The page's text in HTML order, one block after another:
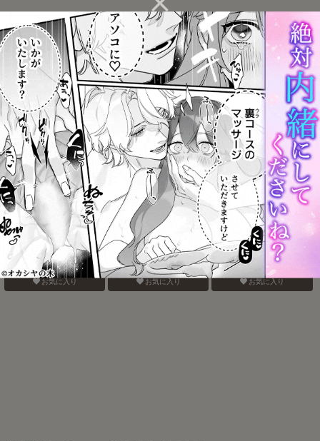
バナナスプリットホット
ファッジサンデー
お気に入り
認知の力ってすげぇ！！
お気に入り
おねがいだからいいこと
聞いて
ベガスの夜に跳ぶ兎
お気に入り
みたしてうそつきねこか
ぶり
お気に入り
Take a penalty
お気に入り